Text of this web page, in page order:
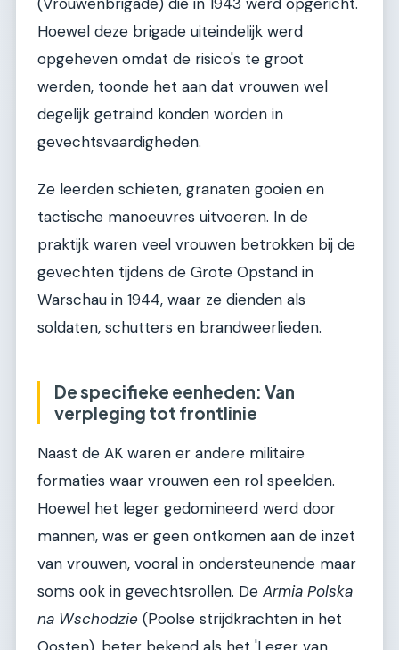
Hoewel deze brigade uiteindelijk werd
opgeheven omdat de risico's te groot
werden, toonde het aan dat vrouwen wel
degelijk getraind konden worden in
gevechtsvaardigheden.
Ze leerden schieten, granaten gooien en
tactische manoeuvres uitvoeren. In de
praktijk waren veel vrouwen betrokken bij de
gevechten tijdens de Grote Opstand in
Warschau in 1944, waar ze dienden als
soldaten, schutters en brandweerlieden.
De specifieke eenheden: Van
verpleging tot frontlinie
Naast de AK waren er andere militaire
formaties waar vrouwen een rol speelden.
Hoewel het leger gedomineerd werd door
mannen, was er geen ontkomen aan de inzet
van vrouwen, vooral in ondersteunende maar
soms ook in gevechtsrollen. De Armia Polska
na Wschodzie (Poolse strijdkrachten in het